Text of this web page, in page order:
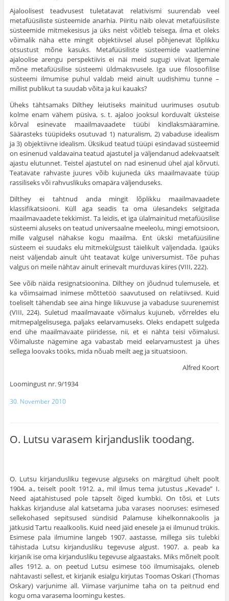
Ajaloolisest teadvusest tuletatavat relativismi suurendab veel
metafüüsiliste süsteemide anarhia. Piiritu näib olevat metafüüsiliste
süsteemide mitmekesisus ja üks neist võitleb teisega, ilma et oleks
võimalik näha ette mingit objektiivsel alusel põhjenevat lõplikku
otsustust mõne kasuks. Metafüüsiliste süsteemide vaatlemine
ajaloolise arengu perspektiivis ei näi meid sugugi viivat ligemale
mõne metafüüsilise süsteemi üldmaksvusele. Iga uue filosoofilise
süsteemi ilmumise puhul valdab meid ainult uudishimu tunne –
millist publikut ta suudab võita ja kui kauaks?
Üheks tähtsamaks Dilthey leiutiseks mainitud uurimuses osutub
kolme enam vähem püsiva, s. t. ajaloo jooksul korduvalt üksteise
kõrval esinevate maailmavaadete tüübi kindlaksmääramine.
Säärasteks tüüpideks osutuvad 1) naturalism, 2) vabaduse idealism
ja 3) objektiivne idealism. Üksikud teatud tüüpi esindavad süsteemid
on esinenud valdavaina teatud ajastutel ja väljendanud adekvaatselt
ajastu elutunnet. Teistel ajastutel on nad esinenud ühel ajal kõrvuti.
Teatavate rahvaste juures võib kujuneda üks maailmavaate tüüp
rassiliseks või rahvuslikuks omapära väljenduseks.
Dilthey ei tahtnud anda mingit lõplikku maailmavaadete
klassifikatsiooni. Küll aga seadis ta oma ülesandeks selgitada
maailmavaadete tekkimist. Ta leidis, et iga ülalmainitud metafüüsilise
süsteemi aluseks on teatud universaalne meeleolu, mingi emotsioon,
mille valgusel nähakse kogu maailma. Ent ükski metafüüsiline
süsteem ei suudaks elu mitmekülgsust täielikult väljendada. Igaüks
neist väljendab ainult üht teatavat külge universumist. Tõe puhas
valgus on meile nähtav ainult erinevalt murduvas kiires (VIII, 222).
See võib näida resignatsioonina. Dilthey on jõudnud tulemusele, et
ka võimsaimad inimese mõttetöö saavutused on relatiivsed. Kuid
toeliselt tähendab see aina hinge liikuvuse ja vabaduse suurenemist
(VIII, 224). Suletud maailmavaate võimalus kujuneb, võrreldes elu
mitmepalgelisusega, paljaks eelarvamuseks. Oleks endapett sulgeda
end ühe maailmavaate piiridesse, nii, et ei nähta teisi võimalusi.
Võimaluste nägemine aga vabastab meid eelarvamustest ja ühes
sellega loovaks tööks, mida nõuab meilt aeg ja situatsioon.
Alfred Koort
Loomingust nr. 9/1934
30. November 2010
O. Lutsu varasem kirjanduslik toodang.
O. Lutsu kirjandusliku tegevuse alguseks on märgitud ühelt poolt
1904. a., teiselt poolt 1912. a., mil ilmus tema jutustus „Kevade” I.
Need ajatähistused pole täpselt õiged kumbki. On tõsi, et Luts
hakkas kirjanduse alal katsetama juba varases nooruses: esimesed
sellekohased sepitsused sündisid Palamuse kihelkonnakoolis ja
jätkusid Tartu reaalkoolis. Kuid need jäid enesele ja ei ilmunud trükis.
Esimese pala ilmumine langeb 1907. aastasse, millega siis tulebki
tähistada Lutsu kirjandusliku tegevuse algust. 1907. a. peab ka
kirjanik ise oma kirjandusliku tegevuse algaastaks. Miks mõnelt poolt
alles 1912. a. on peetud Lutsu esimese töö ilmumisajaks, oleneb
nähtavasti sellest, et kirjanik esialgu kirjutas Toomas Oskari (Thomas
Oskary) varjunime all. Viimase varjunime taha on ta peitnud end
kogu oma varasema loomingu kestes.